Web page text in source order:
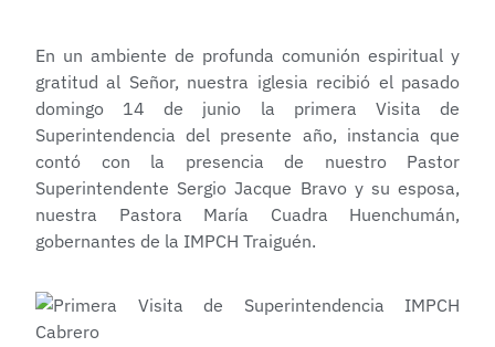
En un ambiente de profunda comunión espiritual y
gratitud al Señor, nuestra iglesia recibió el pasado
domingo 14 de junio la primera Visita de
Superintendencia del presente año, instancia que
contó con la presencia de nuestro Pastor
Superintendente Sergio Jacque Bravo y su esposa,
nuestra Pastora María Cuadra Huenchumán,
gobernantes de la IMPCH Traiguén.